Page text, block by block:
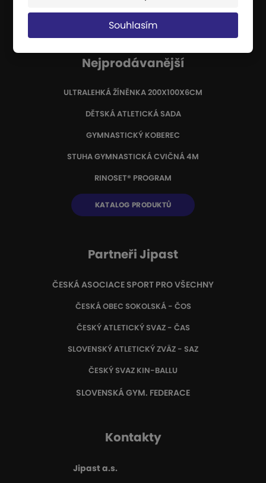
Souhlasím
Nejprodávanější
ULTRALEHKÁ ŽÍNĚNKA 200X100X6CM
DĚTSKÁ ATLETICKÁ SADA
GYMNASTICKÝ KOBEREC
STUHA GYMNASTICKÁ CVIČNÁ 4M
RINOSET® PROGRAM
KATALOG PRODUKTŮ
Partneři Jipast
ČESKÁ ASOCIACE SPORT PRO VŠECHNY
ČESKÁ OBEC SOKOLSKÁ - ČOS
ČESKÝ ATLETICKÝ SVAZ - ČAS
SLOVENSKÝ ATLETICKÝ ZVÄZ - SAZ
ČESKÝ SVAZ KIN-BALLU
SLOVENSKÁ GYM. FEDERACE
Kontakty
Jipast a.s.